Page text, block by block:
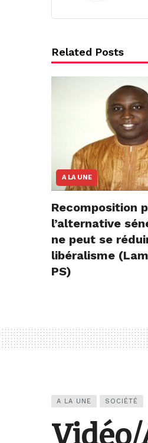
Related Posts
A LA UNE
Recomposition
l’alternative
ne peut se
libéralisme
PS)
A LA UNE SOCIÉTÉ
Vidéo/